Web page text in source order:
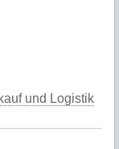
und Logistik